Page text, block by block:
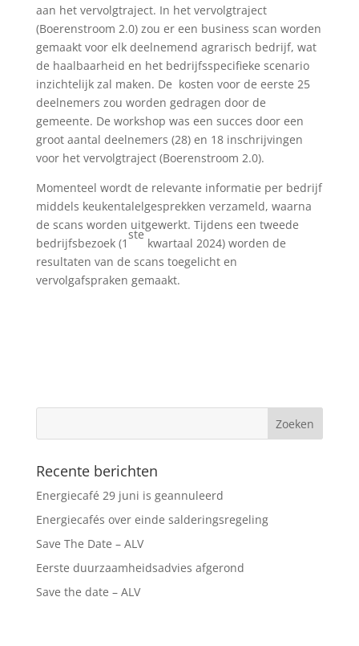
aan het vervolgtraject. In het vervolgtraject
(Boerenstroom 2.0) zou er een business scan worden
gemaakt voor elk deelnemend agrarisch bedrijf, wat
de haalbaarheid en het bedrijfsspecifieke scenario
inzichtelijk zal maken. De kosten voor de eerste 25
deelnemers zou worden gedragen door de
gemeente. De workshop was een succes door een
groot aantal deelnemers (28) en 18 inschrijvingen
voor het vervolgtraject (Boerenstroom 2.0).
Momenteel wordt de relevante informatie per bedrijf
middels keukentalelgesprekken verzameld, waarna
de scans worden uitgewerkt. Tijdens een tweede
bedrijfsbezoek (1
ste
kwartaal 2024) worden de
resultaten van de scans toegelicht en
vervolgafspraken gemaakt.
Recente berichten
Energiecafé 29 juni is geannuleerd
Energiecafés over einde salderingsregeling
Save The Date – ALV
Eerste duurzaamheidsadvies afgerond
Save the date – ALV